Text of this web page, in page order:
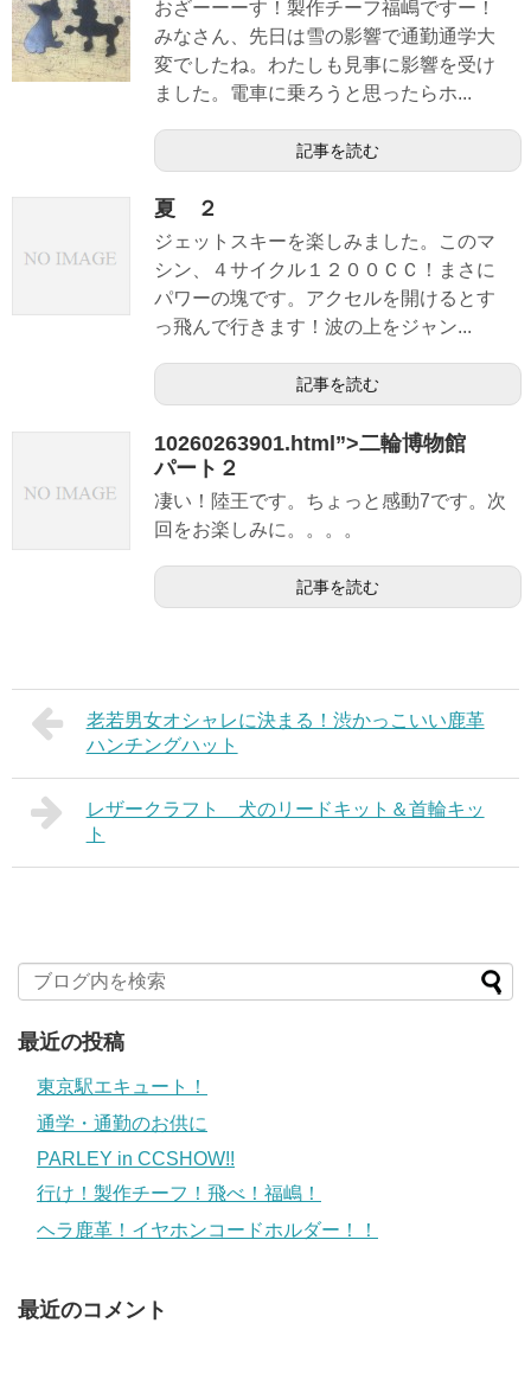
おざーーーす！製作チーフ福嶋ですー！
みなさん、先日は雪の影響で通勤通学大
変でしたね。わたしも見事に影響を受け
ました。電車に乗ろうと思ったらホ...
記事を読む
夏 ２
ジェットスキーを楽しみました。このマ
シン、４サイクル１２００ＣＣ！まさに
パワーの塊です。アクセルを開けるとす
っ飛んで行きます！波の上をジャン...
記事を読む
10260263901.html”>二輪博物館
パート２
凄い！陸王です。ちょっと感動7です。次
回をお楽しみに。。。。
記事を読む
老若男女オシャレに決まる！渋かっこいい鹿革
ハンチングハット
レザークラフト 犬のリードキット＆首輪キッ
ト
最近の投稿
東京駅エキュート！
通学・通勤のお供に
PARLEY in CCSHOW!!
行け！製作チーフ！飛べ！福嶋！
ヘラ鹿革！イヤホンコードホルダー！！
最近のコメント